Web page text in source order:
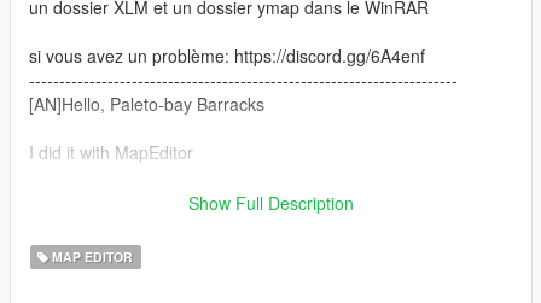
un dossier XLM et un dossier ymap dans le WinRAR
si vous avez un problème: https://discord.gg/6A4enf
-----------------------------------------------------------------------
[AN]Hello, Paleto-bay Barracks
I did it with MapEditor
I put a lot of reflective light for the firefighter
corner of rest after a guard or relaxation
Show Full Description
MAP EDITOR